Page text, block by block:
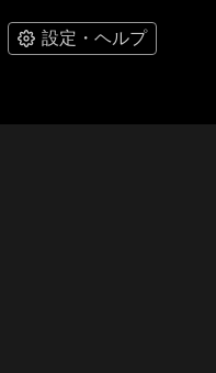
設定・ヘルプ